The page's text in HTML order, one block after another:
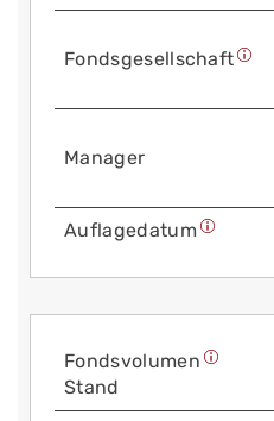
Fonds­gesellschaft
Manager
Auflage­datum
Fonds­volumen
Stand